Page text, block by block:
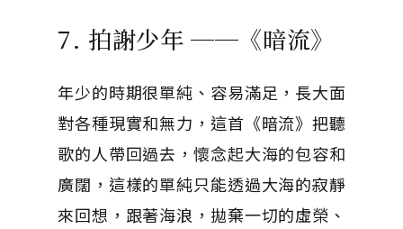
7. 拍謝少年 ──《暗流》
年少的時期很單純、容易滿足，長大面
對各種現實和無力，這首《暗流》把聽
歌的人帶回過去，懷念起大海的包容和
廣闊，這樣的單純只能透過大海的寂靜
來回想，跟著海浪，拋棄一切的虛榮、